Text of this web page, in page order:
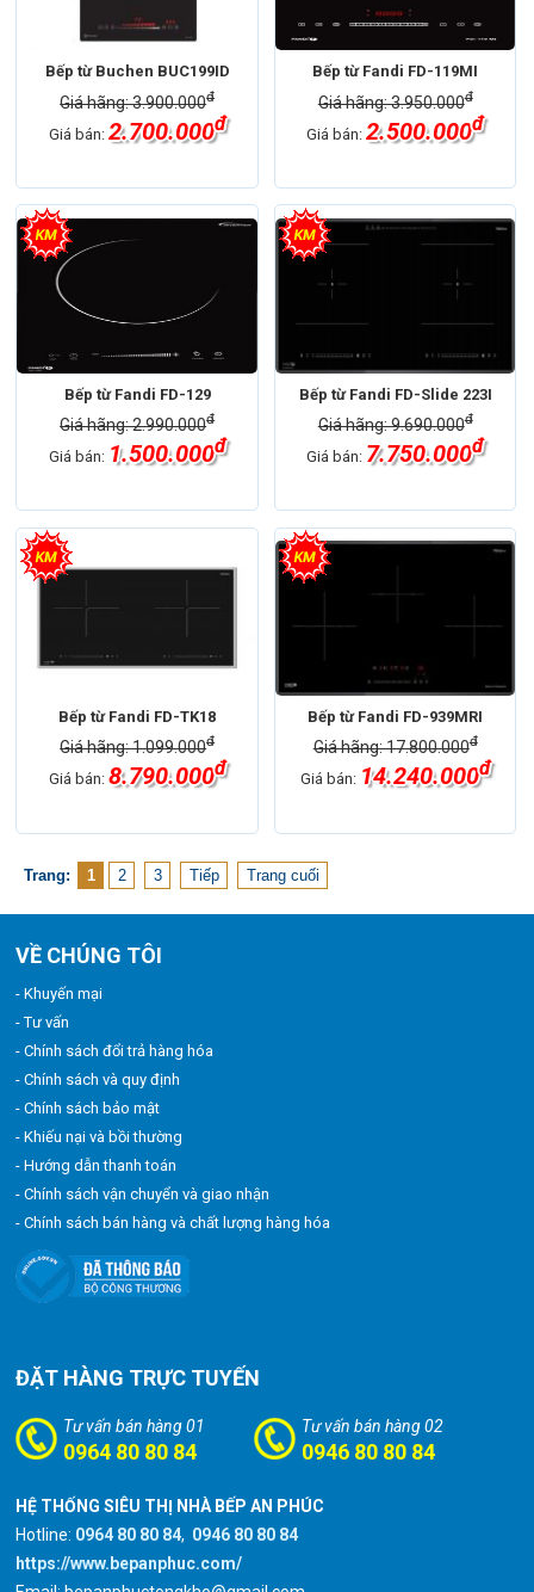
Bếp từ Buchen BUC199ID
Giá hãng: 3.900.000đ
Giá bán: 2.700.000đ
Bếp từ Fandi FD-119MI
Giá hãng: 3.950.000đ
Giá bán:2.500.000đ
Bếp từ Fandi FD-129
Giá hãng: 2.990.000đ
Giá bán: 1.500.000đ
Bếp từ Fandi FD-Slide 223I
Giá hãng: 9.690.000đ
Giá bán: 7.750.000đ
Bếp từ Fandi FD-TK18
Giá hãng: 1.099.000đ
Giá bán: 8.790.000đ
Bếp từ Fandi FD-939MRI
Giá hãng: 17.800.000đ
Giá bán: 14.240.000đ
Trang: 1 2 3 Tiếp Trang cuối
VỀ CHÚNG TÔI
- Khuyến mại
- Tư vấn
- Chính sách đổi trả hàng hóa
- Chính sách và quy định
- Chính sách bảo mật
- Khiếu nại và bồi thường
- Hướng dẫn thanh toán
- Chính sách vận chuyển và giao nhận
- Chính sách bán hàng và chất lượng hàng hóa
ĐẶT HÀNG TRỰC TUYẾN
Tư vấn bán hàng 01
0964 80 80 84
Tư vấn bán hàng 02
0946 80 80 84
HỆ THỐNG SIÊU THỊ NHÀ BẾP AN PHÚC
Hotline: 0964 80 80 84, 0946 80 80 84
https://www.bepanphuc.com/